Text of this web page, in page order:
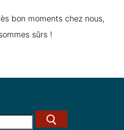
bon moments chez nous,
sûrs !